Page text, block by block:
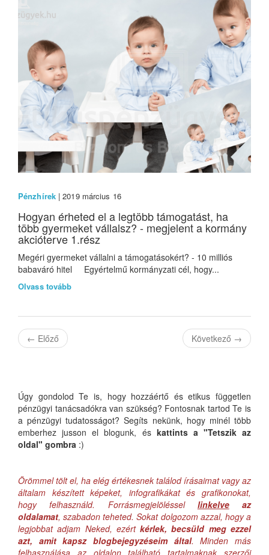
Pénzhírek| 2019 március 16
Hogyan érheted el a legtöbb támogatást, ha
több gyermeket vállalsz? - megjelent a kormány
akcióterve 1.rész
Megéri gyermeket vállalni a támogatásokért? - 10 milliós
babaváró hitel Egyértelmű kormányzati cél, hogy...
Olvass tovább
← Előző Következő →
Úgy gondolod Te is, hogy hozzáértő és etikus független
pénzügyi tanácsadókra van szükség? Fontosnak tartod Te is
a pénzügyi tudatosságot? Segíts nekünk, hogy minél több
emberhez jusson el blogunk, és kattints a "Tetszik az
oldal" gombra :)
Örömmel tölt el, ha elég értékesnek találod írásaimat vagy az
általam készített képeket, infografikákat és grafikonokat,
hogy felhasználd. Forrásmegjelöléssel linkelveaz
oldalamat, szabadon teheted. Sokat dolgozom azzal, hogy a
legjobbat adjam Neked, ezértkérlek, becsüld meg ezzel
azt, amit kapsz blogbejegyzéseim által. Minden más